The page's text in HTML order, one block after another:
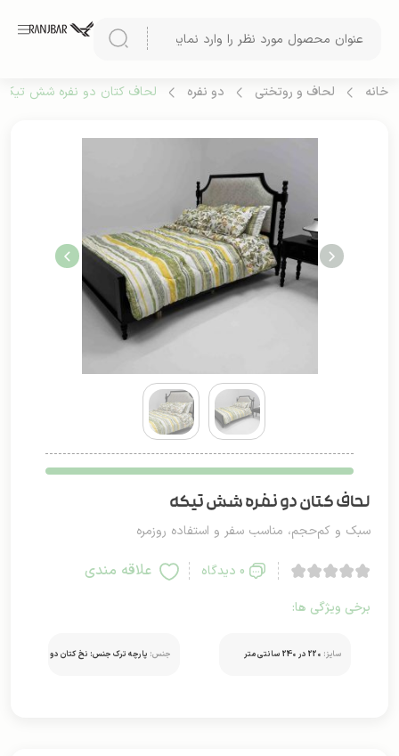
خانه لحاف و روتختی دو نفره لحاف کتان دو نفره شش تیکه
لحاف کتان دو نفره شش تیکه
سبک و کم‌حجم، مناسب سفر و استفاده روزمره
0 دیدگاه علاقه مندی
برخی ویژگی ها:
سایز: 220 در 240 سانتی متر جنس: پارچه ترک جنس: نخ کتان دو